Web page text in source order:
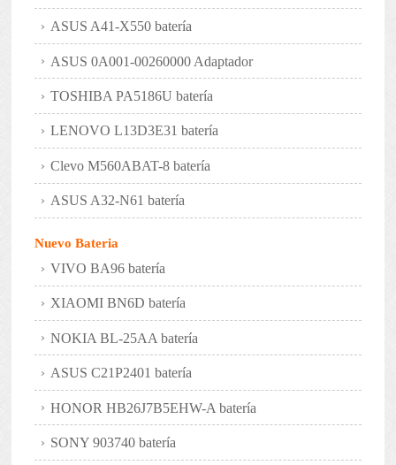
ASUS A41-X550 batería
ASUS 0A001-00260000 Adaptador
TOSHIBA PA5186U batería
LENOVO L13D3E31 batería
Clevo M560ABAT-8 batería
ASUS A32-N61 batería
Nuevo Bateria
VIVO BA96 batería
XIAOMI BN6D batería
NOKIA BL-25AA batería
ASUS C21P2401 batería
HONOR HB26J7B5EHW-A batería
SONY 903740 batería